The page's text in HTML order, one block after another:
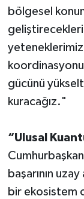
bölgesel
gücünü
kuracağız."
“Ulusal
başarının
bir ekosistem